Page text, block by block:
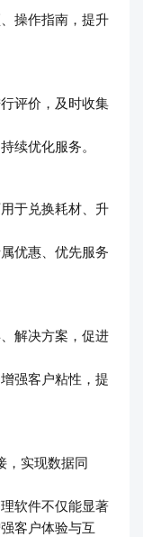
操作指南，提升
评价，及时收集
续优化服务。
于兑换耗材、升
优惠、优先服务
解决方案，促进
强客户粘性，提
，实现数据同
软件不仅能显著
客户体验与互